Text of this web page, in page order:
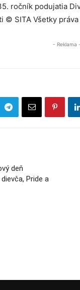
ročník podujatia
© SITA Všetky
- Reklama -
deň
Pride a